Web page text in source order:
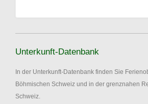
Unterkunft-Datenbank
In der Unterkunft-Datenbank finden Sie
Böhmischen Schweiz und in der grenznahen
Schweiz.